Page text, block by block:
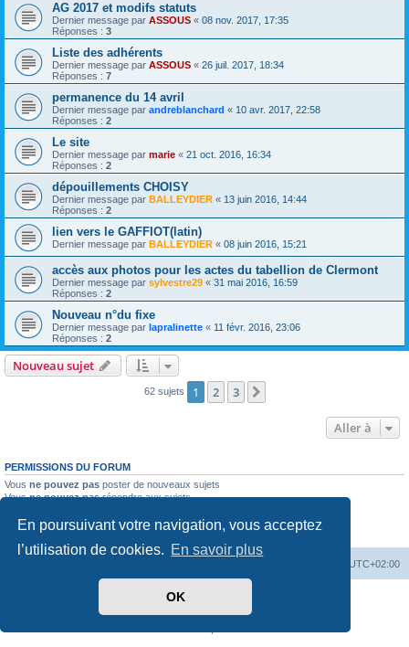
En poursuivant votre navigation, vous acceptez
l’utilisation de cookies. En savoir plus
OK
AG 2017 et modifs statuts
Dernier message par ASSOUS « 08 nov. 2017, 17:35
Réponses : 3
Liste des adhérents
Dernier message par ASSOUS « 26 juil. 2017, 18:34
Réponses : 7
permanence du 14 avril
Dernier message par andreblanchard « 10 avr. 2017, 22:58
Réponses : 2
Le site
Dernier message par marie « 21 oct. 2016, 16:34
Réponses : 2
dépouillements CHOISY
Dernier message par BALLEYDIER « 13 juin 2016, 14:44
Réponses : 2
lien vers le GAFFIOT(latin)
Dernier message par BALLEYDIER « 08 juin 2016, 15:21
accès aux photos pour les actes du tabellion de Clermont
Dernier message par sylvestre29 « 31 mai 2016, 16:59
Réponses : 2
Nouveau n°du fixe
Dernier message par lapralinette « 11 févr. 2016, 23:06
Réponses : 2
Nouveau sujet
62 sujets 1 2 3
Aller à
PERMISSIONS DU FORUM
Vous ne pouvez pas poster de nouveaux sujets
Vousne pouvez pasrépondre aux sujets
Vousne pouvez passupprimer vos messages
ne pouvez pas joindre des fichiers
UTC+02:00
phpBB ® Forum Software © phpBB Limited
phpBB-fr.com